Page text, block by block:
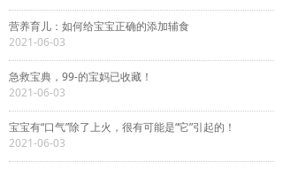
营养育儿：如何给宝宝正确的添加辅食
2021-06-03
急救宝典，99-的宝妈已收藏！
2021-06-03
宝宝有“口气”除了上火，很有可能是“它”引起的！
2021-06-03